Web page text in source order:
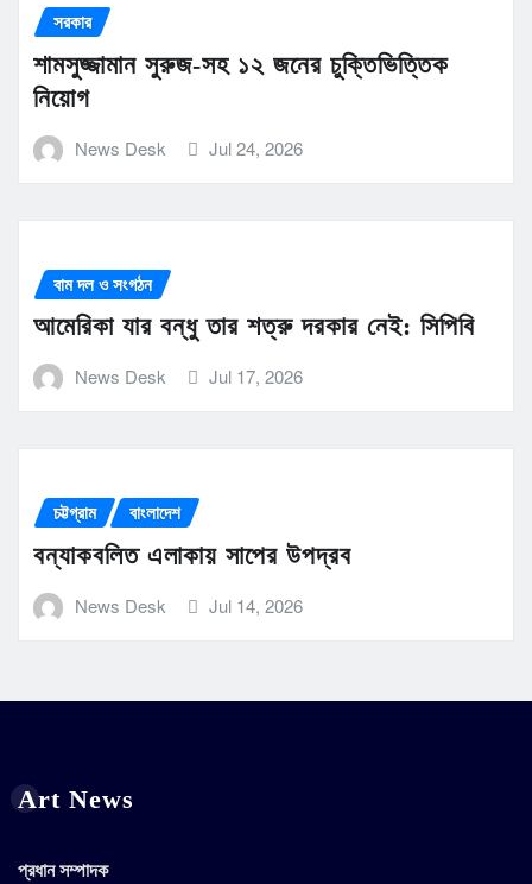
সরকার
শামসুজ্জামান সুরুজ-সহ ১২ জনের চুক্তিভিত্তিক
নিয়োগ
News Desk Jul 24, 2026
বাম দল ও সংগঠন
আমেরিকা যার বন্ধু তার শত্রু দরকার নেই: সিপিবি
News Desk Jul 17, 2026
চট্টগ্রাম বাংলাদেশ
বন্যাকবলিত এলাকায় সাপের উপদ্রব
News Desk Jul 14, 2026
Art News
প্রধান সম্পাদক